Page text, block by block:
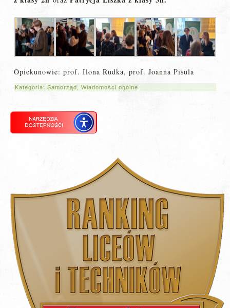
Opiekunowie: prof. Ilona Rudka, prof. Joanna Pisula
Kategoria:Samorząd ,Wiadomości ogólne